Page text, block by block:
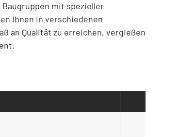
mit spezieller
Ihnen in verschiedenen
an Qualität zu erreichen, vergießen